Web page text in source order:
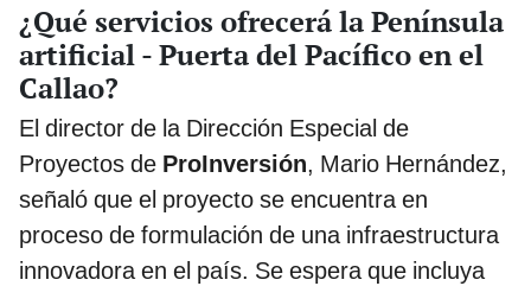
¿Qué servicios ofrecerá la Península
artificial - Puerta del Pacífico en el
Callao?
El director de la Dirección Especial de
Proyectos de ProInversión, Mario Hernández,
señaló que el proyecto se encuentra en
proceso de formulación de una infraestructura
innovadora en el país. Se espera que incluya